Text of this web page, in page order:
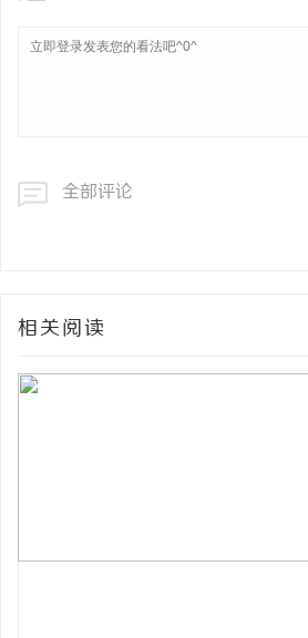
全部评论
相关阅读